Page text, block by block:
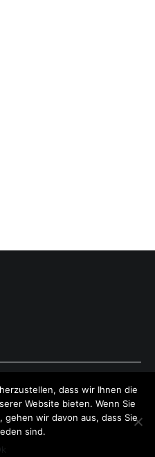
. All rights reserved.
byWordPress .
dass wir Ihnen die
Website bieten. Wenn Sie
wir davon aus, dass Sie
sind.